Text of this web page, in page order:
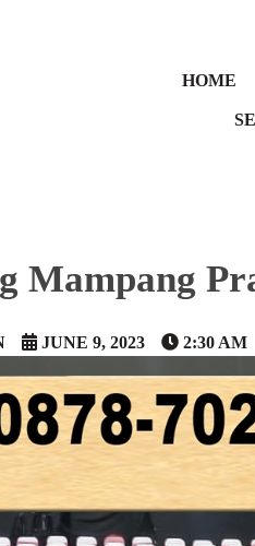
HOME
Mampang
JUNE 9, 2023 2:30 AM